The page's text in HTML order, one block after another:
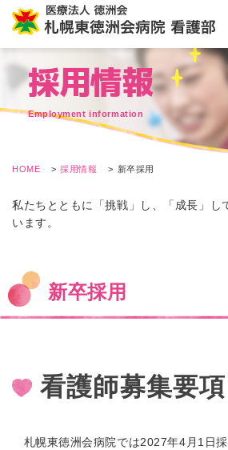
採用情報
Employment information
HOME 採用情報 新卒採用
私たちとともに「挑戦」し、「成長」し
います。
新卒採用
看護師募集要項
札幌東徳洲会病院では2027年4月1日